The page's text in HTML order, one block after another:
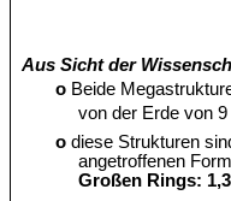
Aus Sicht der
o Beide
von der Erde von
o diese Strukturen
angetroffenen
Großen Rings: